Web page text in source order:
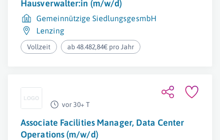
Hausverwalter:in (m/w/d)
Gemeinnützige SiedlungsgesmbH
Lenzing
Vollzeit ab 48.482,84€ pro Jahr
vor 30+ T
Associate Facilities Manager, Data Center
Operations (m/w/d)